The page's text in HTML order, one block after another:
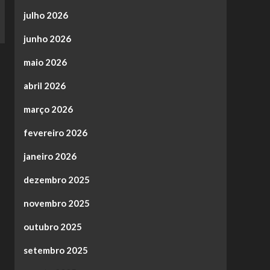
julho 2026
junho 2026
maio 2026
abril 2026
março 2026
fevereiro 2026
janeiro 2026
dezembro 2025
novembro 2025
outubro 2025
setembro 2025